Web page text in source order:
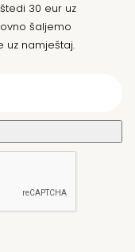
30 eur uz
šaljemo
uz namještaj.